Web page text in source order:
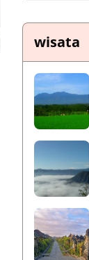
wisata